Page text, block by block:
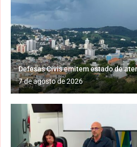
Defesas Civis emitem estado de
7 de agosto de 2026